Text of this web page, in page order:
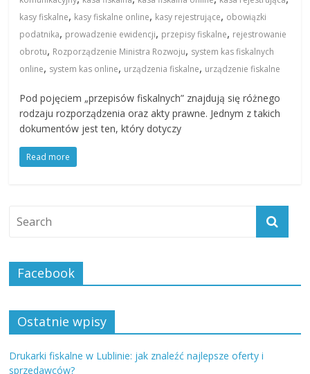
kasy fiskalne, kasy fiskalne online, kasy rejestrujące, obowiązki
podatnika, prowadzenie ewidencji, przepisy fiskalne, rejestrowanie
obrotu, Rozporządzenie Ministra Rozwoju, system kas fiskalnych
online, system kas online, urządzenia fiskalne, urządzenie fiskalne
Pod pojęciem „przepisów fiskalnych” znajdują się różnego
rodzaju rozporządzenia oraz akty prawne. Jednym z takich
dokumentów jest ten, który dotyczy
Read more
Facebook
Ostatnie wpisy
Drukarki fiskalne w Lublinie: jak znaleźć najlepsze oferty i
sprzedawców?